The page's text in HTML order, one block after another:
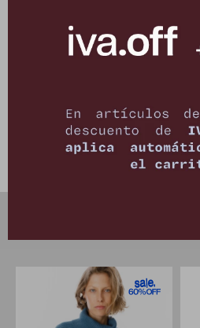
Ver opciones de pago y planes de cuotas
Cambios y Devoluciones